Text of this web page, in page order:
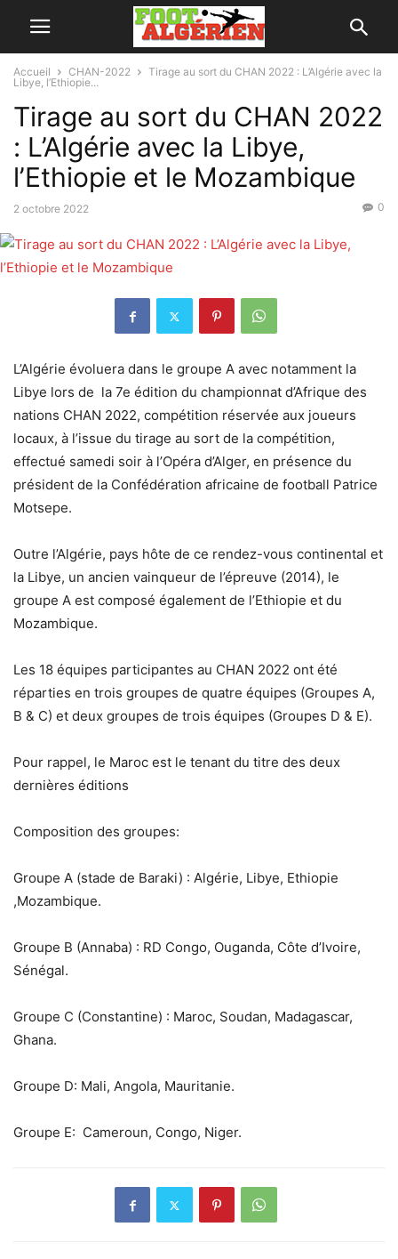
Accueil CHAN-2022
Tirage au sort du CHAN 2022 : L’Algérie avec la
Libye, l’Ethiopie...
Tirage au sort du CHAN 2022
: L’Algérie avec la Libye,
l’Ethiopie et le Mozambique
2 octobre 2022 0
L’Algérie évoluera dans le groupe A avec notamment la
Libye lors de la 7e édition du championnat d’Afrique des
nations CHAN 2022, compétition réservée aux joueurs
locaux, à l’issue du tirage au sort de la compétition,
effectué samedi soir à l’Opéra d’Alger, en présence du
président de la Confédération africaine de football Patrice
Motsepe.
Outre l’Algérie, pays hôte de ce rendez-vous continental et
la Libye, un ancien vainqueur de l’épreuve (2014), le
groupe A est composé également de l’Ethiopie et du
Mozambique.
Les 18 équipes participantes au CHAN 2022 ont été
réparties en trois groupes de quatre équipes (Groupes A,
B & C) et deux groupes de trois équipes (Groupes D & E).
Pour rappel, le Maroc est le tenant du titre des deux
dernières éditions
Composition des groupes:
Groupe A (stade de Baraki) : Algérie, Libye, Ethiopie
,Mozambique.
Groupe B (Annaba) : RD Congo, Ouganda, Côte d’Ivoire,
Sénégal.
Groupe C (Constantine) : Maroc, Soudan, Madagascar,
Ghana.
Groupe D: Mali, Angola, Mauritanie.
Groupe E: Cameroun, Congo, Niger.